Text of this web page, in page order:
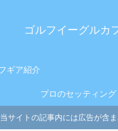
ゴルフイーグルカ
ギア紹介
プロのセッティング
当サイトの記事内には広告が含